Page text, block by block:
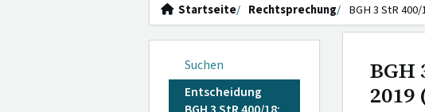
Startseite Rechtsprechung BGH 3 StR
Suchen
Entscheidung
BGH
2019